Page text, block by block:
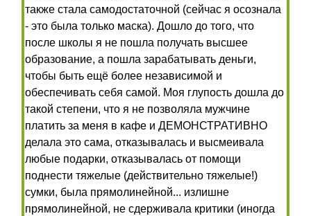
также стала самодостаточной (сейчас я осознала
- это была только маска). Дошло до того, что
после школы я не пошла получать высшее
образование, а пошла зарабатывать деньги,
чтобы быть ещё более независимой и
обеспечивать себя самой. Моя глупость дошла до
такой степени, что я не позволяла мужчине
платить за меня в кафе и ДЕМОНСТРАТИВНО
делала это сама, отказывалась и высмеивала
любые подарки, отказывалась от помощи
поднести тяжелые (действительно тяжелые!)
сумки, была прямолинейной... излишне
прямолинейной, не сдерживала критики (иногда